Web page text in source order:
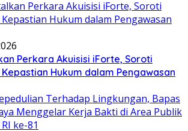
Perkara Akuisisi iForte, Soroti
Hukum dalam Pengawasan